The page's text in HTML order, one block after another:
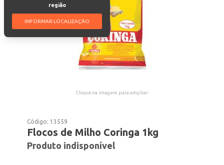
região
INFORMAR LOCALIZAÇÃO
Clique na imagem para ampliar.
Código: 13559
Flocos de Milho Coringa 1kg
Produto indisponível